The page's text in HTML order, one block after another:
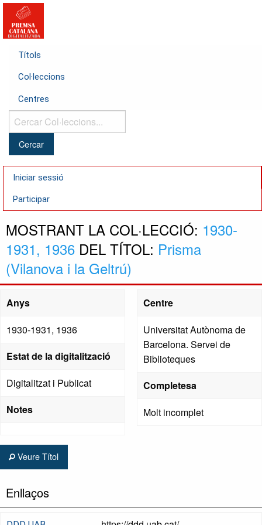
Títols
Col·leccions
Centres
Cercar
Col·leccions...
Iniciar sessió
Participar
MOSTRANT LA COL·LECCIÓ: 1930-
1931, 1936 DEL TÍTOL: Prisma
(Vilanova i la Geltrú)
Anys
1930-1931, 1936
Estat de la digitalització
Digitalitzat i Publicat
Notes
Centre
Universitat Autònoma de
Barcelona. Servei de
Biblioteques
Completesa
Molt incomplet
Veure Títol
Enllaços